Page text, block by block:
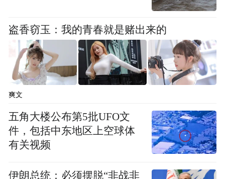
盗香窃玉：我的青春就是赌出来的
爽文
五角大楼公布第5批UFO文
件，包括中东地区上空球体
有关视频
伊朗总统：必须摆脱“非战非